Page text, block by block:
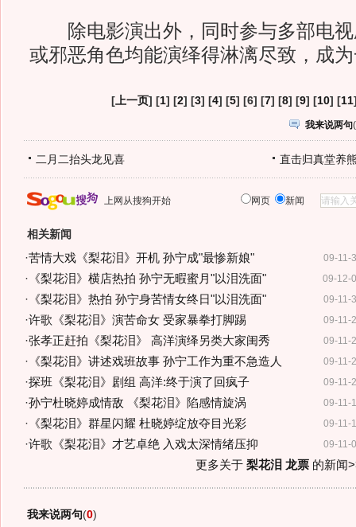
除电影演出外，同时参与多部电视
或邪恶角色均能演绎得淋漓尽致，成
[ 上一页] [1] [2] [3] [4] [5] [6] [7] [8] [9] [10] [11
我来说两句(
二月二抬头龙见喜 直击归真堂养
上网从搜狗开始 网页 新闻
相关新闻
09-11-
·苦情大戏《梨花泪》开机 孙宁成"最惨新娘"
09-12-
· 《梨花泪》横店热拍 孙宁无暇蜜月"以泪洗面"
09-11-
· 《梨花泪》热拍 孙宁身苦情女终日"以泪洗面"
09-11-
·许歌《梨花泪》演苦命女 受家暴拳打脚踢
09-11-
·张孝正赶拍《梨花泪》 高洋演绎另类大家闺秀
09-11-
· 《梨花泪》讲述戏班故事 孙宁工作为重不急造人
09-11-
·探班《梨花泪》剧组 高洋:终于演了回疯子
09-11-
·孙宁杜晓婷成情敌 《梨花泪》陷感情旋涡
09-11-
· 《梨花泪》群星闪耀 杜晓婷绽放夺目光彩
09-11-
·许歌《梨花泪》才艺卓绝 入戏太深情绪压抑
更多关于 梨花泪 龙票的新闻
我来说两句(0)